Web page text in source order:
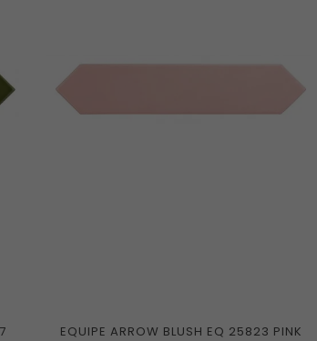
EQUIPE ARROW BLUSH EQ 25823 PINK